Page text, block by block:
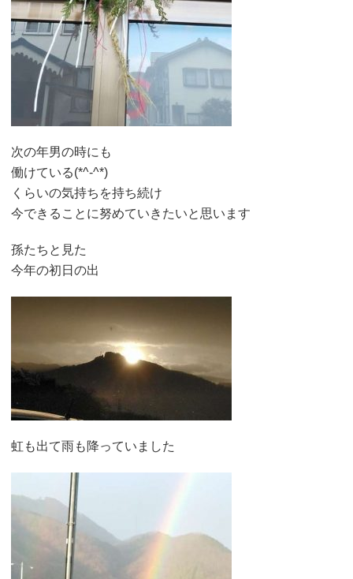
次の年男の時にも
働けている(*^-^*)
くらいの気持ちを持ち続け
今できることに努めていきたいと思います
孫たちと見た
今年の初日の出
虹も出て雨も降っていました